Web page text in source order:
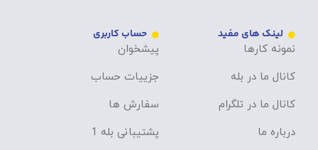
لینک های مفید
نمونه کارها
کانال ما در بله
کانال ما در تلگرام
درباره ما
حساب کاربری
پیشخوان
جزییات حساب
سفارش ها
پشتیبانی بله 1